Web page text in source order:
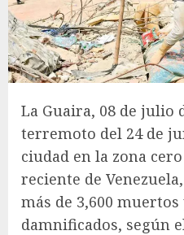
La Guaira, 08 de julio
terremoto del 24 de
ciudad en la zona
reciente de
más de 3,600 muertos
damnificados, según